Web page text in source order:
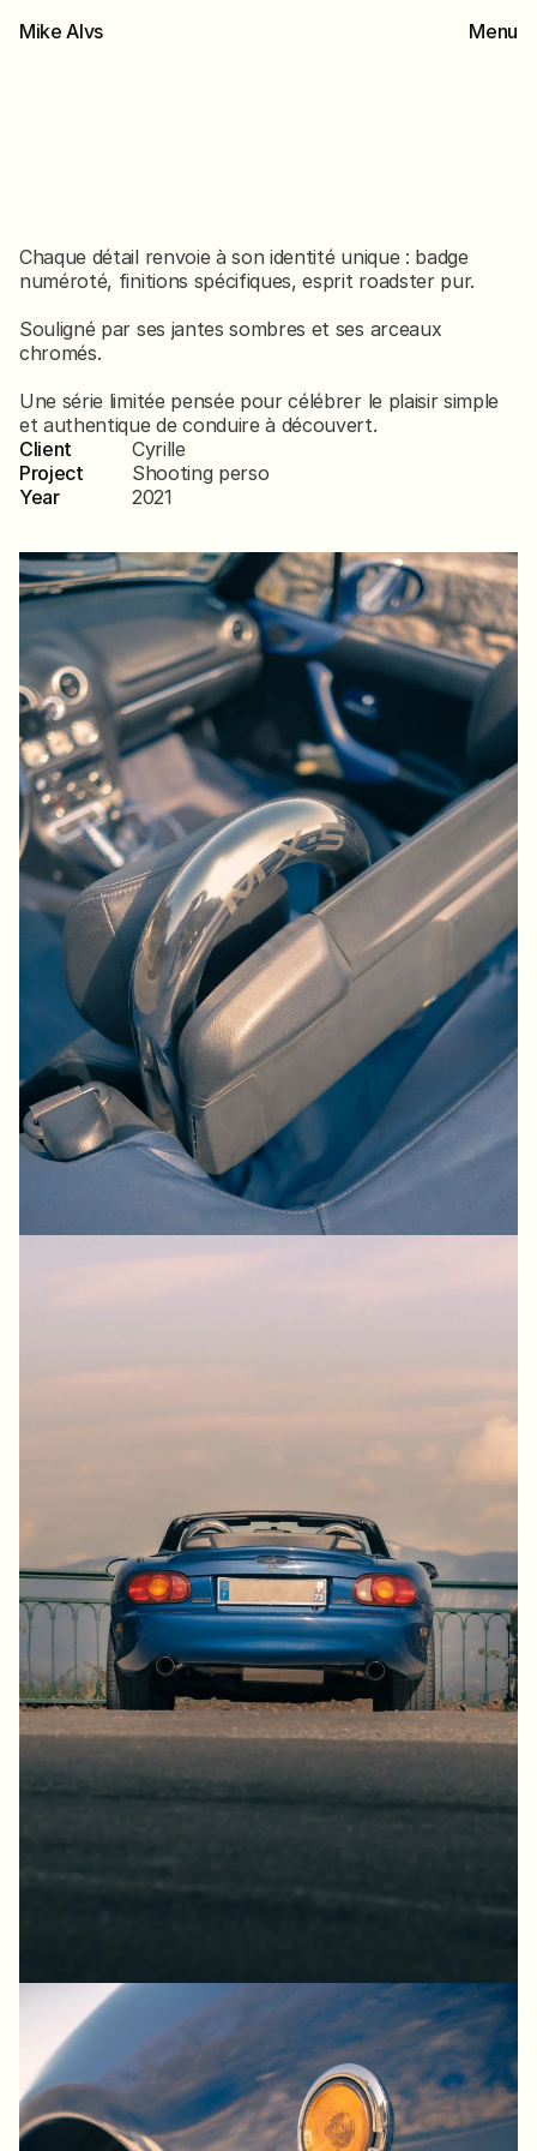
Chaque détail renvoie à son identité unique : badge
numéroté, finitions spécifiques, esprit roadster pur.
Souligné par ses jantes sombres et ses arceaux
chromés.
Une série limitée pensée pour célébrer le plaisir simple
et authentique de conduire à découvert.
Client
Cyrille
Project
Shooting perso
Year
2021
Mike Alvs Menu
Douceur d’Octobre
Coralie & Anthony – Mariage au Domaine Amourella, à Lambesc.